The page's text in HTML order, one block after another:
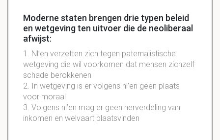
Moderne staten brengen drie typen beleid
en wetgeving ten uitvoer die de neoliberaal
afwijst:
1. Nl’en verzetten zich tegen paternalistische
wetgeving die wil voorkomen dat mensen zichzelf
schade berokkenen
2. In wetgeving is er volgens nl’en geen plaats
voor moraal
3. Volgens nl’en mag er geen herverdeling van
inkomen en welvaart plaatsvinden